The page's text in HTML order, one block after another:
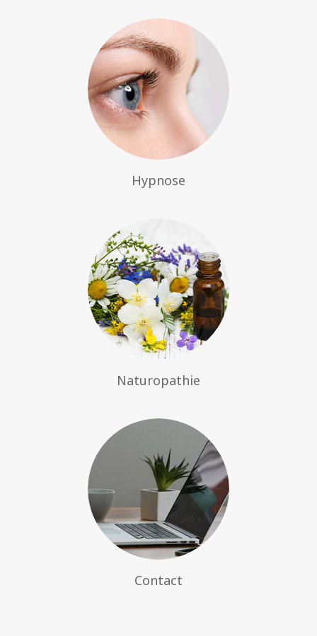
Hypnose
Naturopathie
Contact